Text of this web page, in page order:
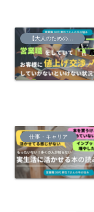
【大人のための】総合的な探究の時間
仕事・キャリア